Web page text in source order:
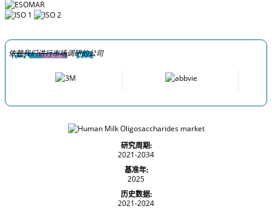
依赖我们进行市场调研的公司
研究周期:
2021-2034
基准年:
2025
历史数据:
2021-2024